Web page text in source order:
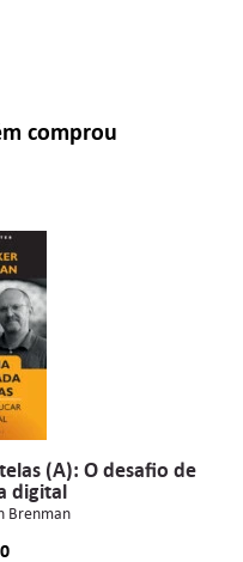
comprou
(A): O desafio de
digital
Brenman